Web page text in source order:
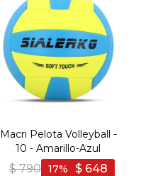
Macri Pelota Volleyball -
10 - Amarillo-Azul
$ 790 $ 648
17